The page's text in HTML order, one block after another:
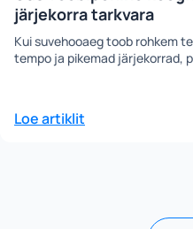
järjekorra tarkvara
Kui suvehooaeg toob rohkem
tempo ja pikemad järjekorrad,
Loe artiklit